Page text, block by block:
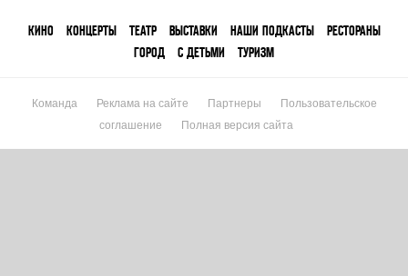
КИНО КОНЦЕРТЫ ТЕАТР ВЫСТАВКИ НАШИ ПОДКАСТЫ
РЕСТОРАНЫ
ГОРОД
С ДЕТЬМИ ТУРИЗМ
Команда Реклама на сайте Партнеры
Пользовательское
соглашение
Полная версия сайта